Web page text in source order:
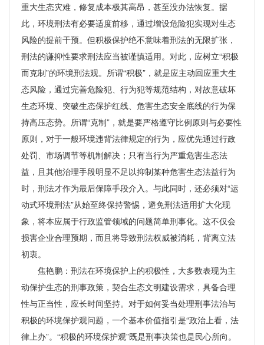
重大生态灾难，修复成本极其高昂，甚至没办法恢复。据
此，环境刑法有必要适度前移，通过增设危险犯实现对生态
风险的提前干预。但积极保护绝不意味着刑法的无限扩张，
刑法的谦抑性要求刑法应当被谨慎适用。对此，应树立“积极
而克制”的环境刑法观。所谓“积极”，就是应主动回应重大生
态风险，通过完善危险犯、行为犯等规范结构，对故意破坏
生态环境、突破生态保护红线、危害生态安全底线的行为保
持高压态势。所谓“克制”，就是要严格遵守比例原则与必要性
原则，对于一般环境违背法律规定的行为，应优先通过行政
处罚、市场调节等机制解决；只有当行为严重危害生态法
益，且其他治理手段明显不足以抑制某种危害生态法益行为
时，刑法才作为最后保障手段介入。与此同时，还必须对“运
动式环境刑法”从始至终保持警惕，避免刑法适用扩大化现
象，将本应属于行政监管领域的问题简单刑事化。这不仅会
损害企业合理预期，而且将导致刑法权威被消耗，背离立法
初衷。
焦艳鹏：刑法在环境保护上的积极性，大多数表现为主
动保护生态的刑事政策，契合生态文明建设需求，具备合理
性与正当性，应长时间坚持。对于如何妥当处理刑事法治与
积极的环境保护观问题，一个基本价值指引是“政治上看，法
律上办”。“积极的环境保护观”既是刑事决策也是民心所向。